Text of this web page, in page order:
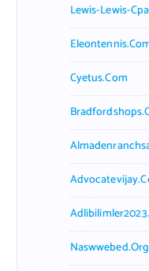
Lewis-Lewis-
Cyetus.com
Naswwebed.org